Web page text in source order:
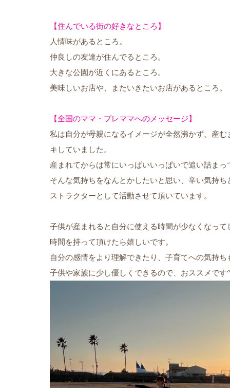
【住んでいる街の好きなところ】
人情味があるところ。
仲良しの友達が住んでるところ。
大きな公園が近くにあるところ。
美味しいお店や、またいきたいお店があるところ。
【全国のママ・プレママへのメッセージ】
私は自分が母親になるイメージが全然沸かず、産
キしていました。
産まれてからは常にいっぱいいっぱいで追い詰ま
そんな気持ちをなんとかしたいと思い、辛い気持
ストラクターとして活動させて頂いています。
子供が産まれると自分に使える時間が少なくなっ
時間を持って頂けたら嬉しいです。
自分の感情をより理解できたり、子育てへの気持
子供や家族に少し優しくできるので、おススメです